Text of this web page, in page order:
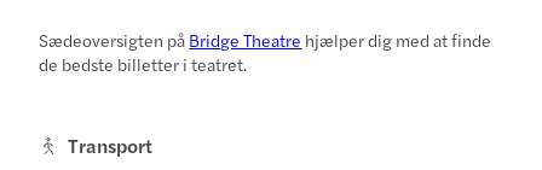
Sædeoversigten på Bridge Theatre hjælper dig med at finde
de bedste billetter i teatret.
Transport